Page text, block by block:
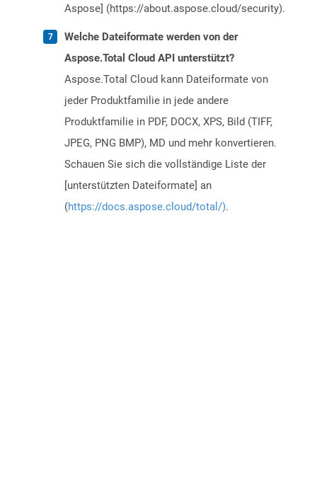
Aspose] (https://about.aspose.cloud/security).
Welche Dateiformate werden von der
Aspose.Total Cloud API unterstützt?
Aspose.Total Cloud kann Dateiformate von
jeder Produktfamilie in jede andere
Produktfamilie in PDF, DOCX, XPS, Bild (TIFF,
JPEG, PNG BMP), MD und mehr konvertieren.
Schauen Sie sich die vollständige Liste der
[unterstützten Dateiformate] an
(https://docs.aspose.cloud/total/).